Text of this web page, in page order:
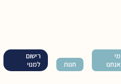
מי
אנחנו
חנות
רישום
למנוי